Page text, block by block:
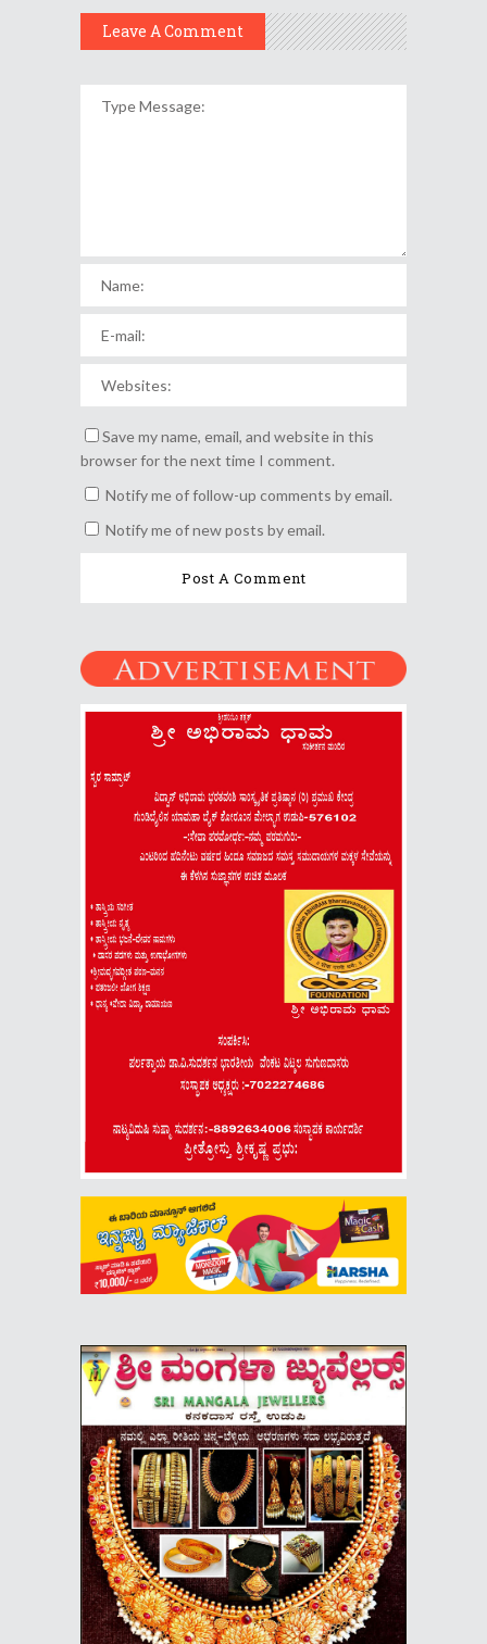
Leave A Comment
Save my name, email, and website in this
browser for the next time I comment.
Notify me of follow-up comments by email.
Notify me of new posts by email.